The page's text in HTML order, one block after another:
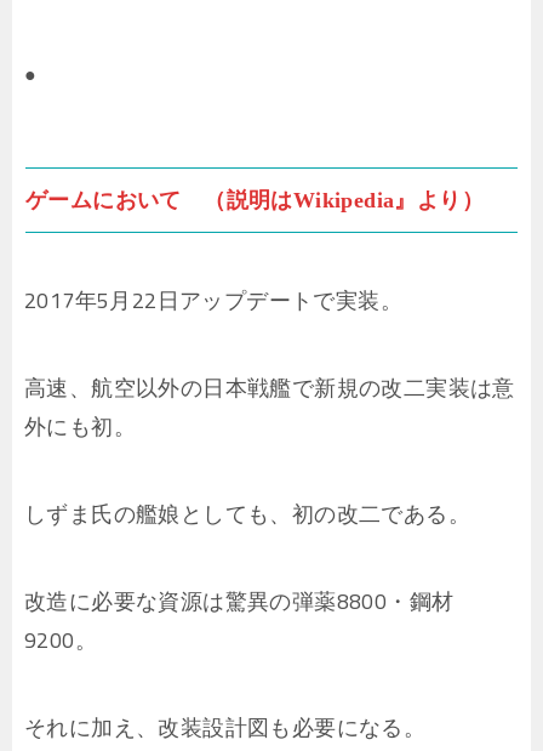
●
ゲームにおいて （説明はWikipedia』より）
2017年5月22日アップデートで実装。
高速、航空以外の日本戦艦で新規の改二実装は意
外にも初。
しずま氏の艦娘としても、初の改二である。
改造に必要な資源は驚異の弾薬8800・鋼材
9200。
それに加え、改装設計図も必要になる。